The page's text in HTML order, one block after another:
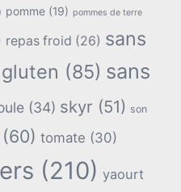
pomme (19) pommes de terre
repas froid (26) sans
(85) sans
(34) skyr (51) son
(60) tomate (30)
(210) yaourt